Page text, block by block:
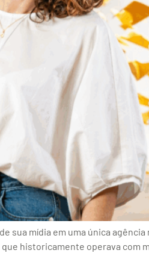
sua mídia em uma única
historicamente operava com